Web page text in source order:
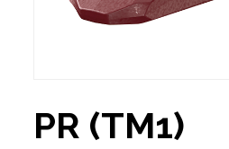
PR (TM1)